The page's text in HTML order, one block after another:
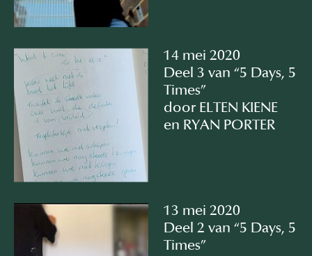
14 mei 2020
Deel 3 van “5 Days, 5
Times”
door ELTEN KIENE
en RYAN PORTER
13 mei 2020
Deel 2 van “5 Days, 5
Times”